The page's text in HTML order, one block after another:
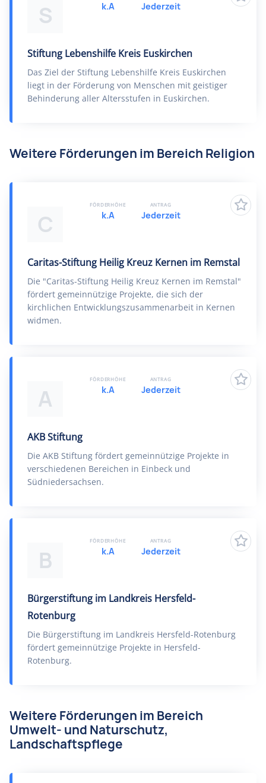
S
Stiftung Lebenshilfe Kreis Euskirchen
Das Ziel der Stiftung Lebenshilfe Kreis Euskirchen
liegt in der Förderung von Menschen mit geistiger
Behinderung aller Altersstufen in Euskirchen.
k.A Jederzeit
Weitere Förderungen im Bereich Religion
C
Caritas-Stiftung Heilig Kreuz Kernen im Remstal
Die "Caritas-Stiftung Heilig Kreuz Kernen im Remstal"
fördert gemeinnützige Projekte, die sich der
kirchlichen Entwicklungszusammenarbeit in Kernen
widmen.
FÖRDERHÖHE
k.A
ANTRAG
Jederzeit
A
AKB Stiftung
Die AKB Stiftung fördert gemeinnützige Projekte in
verschiedenen Bereichen in Einbeck und
Südniedersachsen.
FÖRDERHÖHE
k.A
ANTRAG
Jederzeit
B
Bürgerstiftung im Landkreis Hersfeld-
Rotenburg
Die Bürgerstiftung im Landkreis Hersfeld-Rotenburg
fördert gemeinnützige Projekte in Hersfeld-
Rotenburg.
FÖRDERHÖHE
k.A
ANTRAG
Jederzeit
Weitere Förderungen im Bereich
Umwelt- und Naturschutz,
Landschaftspflege